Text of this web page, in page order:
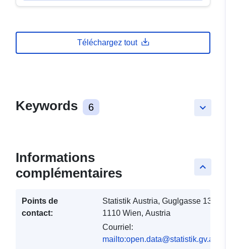
Téléchargez tout
keyboard_arrow_down
Keywords 6
keyboard_arrow_up
Informations
complémentaires
Points de
contact:
Statistik Austria, Guglgasse 13,
1110 Wien, Austria
Courriel:
mailto:open.data@statistik.gv.at